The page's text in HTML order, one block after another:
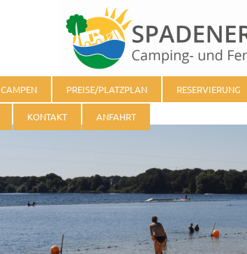
CAMPEN PREISE/PLATZPLAN RESERVIERUNG
KONTAKT ANFAHRT